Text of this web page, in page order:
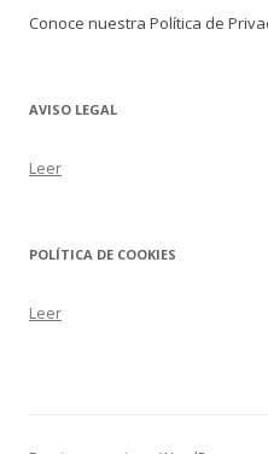
Conoce nuestra Política de
AVISO LEGAL
Leer
POLÍTICA DE COOKIES
Leer